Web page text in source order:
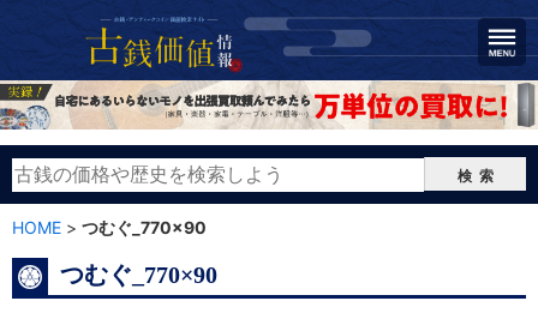
検索
HOME > つむぐ_770×90
つむぐ_770×90